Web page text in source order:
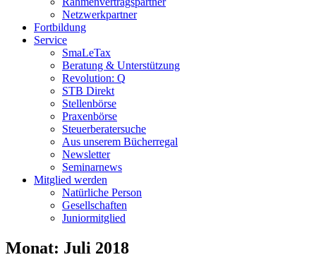
Netzwerkpartner
Fortbildung
Service
SmaLeTax
Beratung & Unterstützung
Revolution: Q
STB Direkt
Stellenbörse
Praxenbörse
Steuerberatersuche
Aus unserem Bücherregal
Newsletter
Seminarnews
Mitglied werden
Natürliche Person
Gesellschaften
Juniormitglied
Monat: Juli 2018